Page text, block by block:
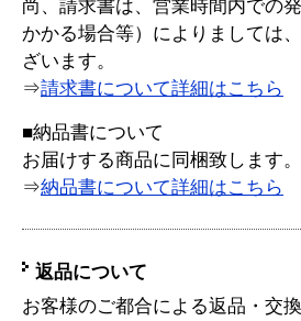
尚、請求書は、営業時間内での
かかる場合等）によりましては
ざいます。
⇒請求書について詳細はこちら
■納品書について
お届けする商品に同梱致します。
⇒納品書について詳細はこちら
返品について
お客様のご都合による返品・交